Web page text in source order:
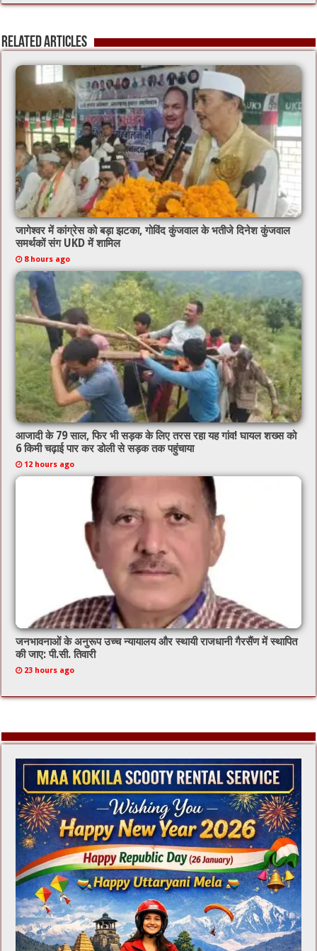
e
b
o
o
k
tt
er
ai
l
at
sA
p
p
Related Articles
जागेश्वर में कांग्रेस को बड़ा झटका, गोविंद कुंजवाल के भतीजे दिनेश कुंजवाल
समर्थकों संग UKD में शामिल
8 hours ago
आजादी के 79 साल, फिर भी सड़क के लिए तरस रहा यह गांव! घायल शख्स को
6 किमी चढ़ाई पार कर डोली से सड़क तक पहुंचाया
12 hours ago
जनभावनाओं के अनुरूप उच्च न्यायालय और स्थायी राजधानी गैरसैंण में स्थापित
की जाए: पी.सी. तिवारी
23 hours ago